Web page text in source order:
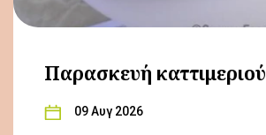
Παρασκευή καττιμεριού
09 Αυγ 2026